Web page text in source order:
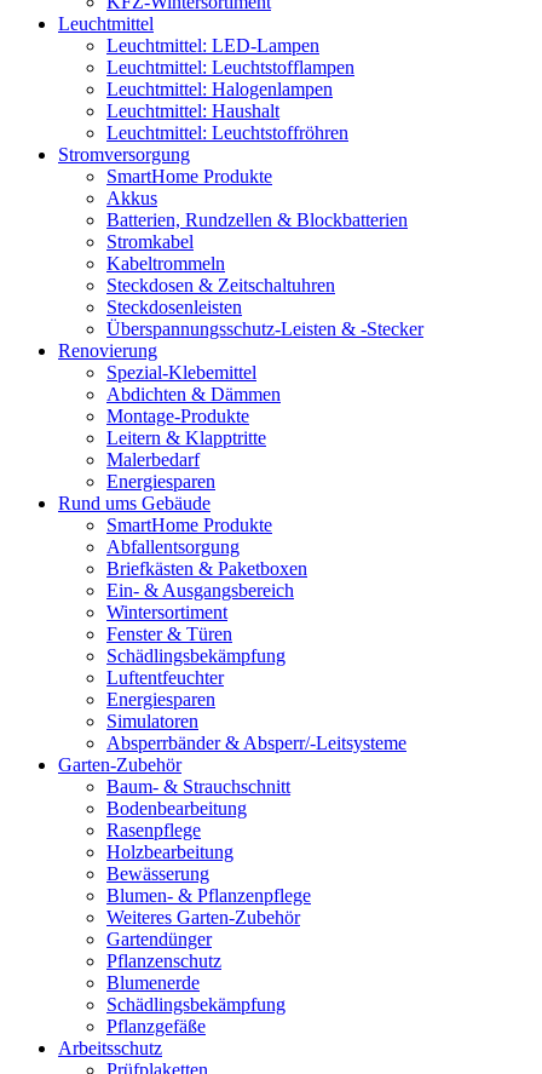
Leuchtmittel
Leuchtmittel: LED-Lampen
Leuchtmittel: Leuchtstofflampen
Leuchtmittel: Halogenlampen
Leuchtmittel: Haushalt
Leuchtmittel: Leuchtstoffröhren
Stromversorgung
SmartHome Produkte
Akkus
Batterien, Rundzellen & Blockbatterien
Stromkabel
Kabeltrommeln
Steckdosen & Zeitschaltuhren
Steckdosenleisten
Überspannungsschutz-Leisten & -Stecker
Renovierung
Spezial-Klebemittel
Abdichten & Dämmen
Montage-Produkte
Leitern & Klapptritte
Malerbedarf
Energiesparen
Rund ums Gebäude
SmartHome Produkte
Abfallentsorgung
Briefkästen & Paketboxen
Ein- & Ausgangsbereich
Wintersortiment
Fenster & Türen
Schädlingsbekämpfung
Luftentfeuchter
Energiesparen
Simulatoren
Absperrbänder & Absperr/-Leitsysteme
Garten-Zubehör
Baum- & Strauchschnitt
Bodenbearbeitung
Rasenpflege
Holzbearbeitung
Bewässerung
Blumen- & Pflanzenpflege
Weiteres Garten-Zubehör
Gartendünger
Pflanzenschutz
Blumenerde
Schädlingsbekämpfung
Pflanzgefäße
Arbeitsschutz
Prüfplaketten